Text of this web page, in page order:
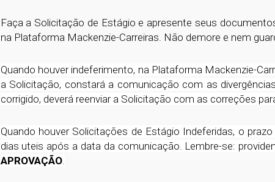
Faça a Solicitação de Estágio e apresente seus
na Plataforma Mackenzie-Carreiras. Não demore e nem
Quando houver indeferimento, na Plataforma Mackenzie-
a Solicitação, constará a comunicação com as
corrigido, deverá reenviar a Solicitação com as correções
Quando houver Solicitações de Estágio Indeferidas, o
dias uteis após a data da comunicação. Lembre-se:
APROVAÇÃO.